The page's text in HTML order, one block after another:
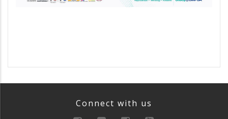
Connect with us